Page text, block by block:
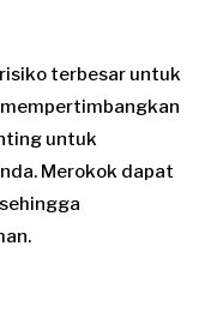
terbesar untuk
untuk
Merokok dapat